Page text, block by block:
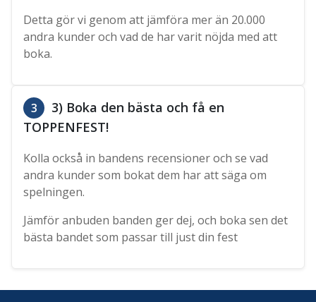
Detta gör vi genom att jämföra mer än 20.000
andra kunder och vad de har varit nöjda med att
boka.
3
3) Boka den bästa och få en
TOPPENFEST!
Kolla också in bandens recensioner och se vad
andra kunder som bokat dem har att säga om
spelningen.
Jämför anbuden banden ger dej, och boka sen det
bästa bandet som passar till just din fest